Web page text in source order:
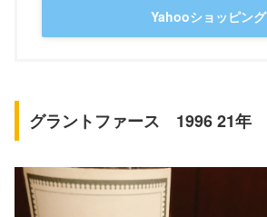
Yahooショッピング
グラントファース 1996 21年